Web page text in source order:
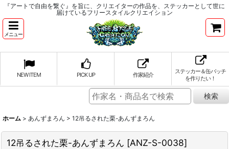
『アートで自由を繋ぐ』を旨に、クリエイターの作品を、ステッカーとして世に
届けているフリースタイルクリエイション
メニュー
NEW ITEM PICK UP 作家紹介
ステッカー＆缶バッチ
を作りたい！
ホーム > あんずまろん > 12吊るされた栗-あんずまろん
12吊るされた栗-あんずまろん [ANZ-S-0038]